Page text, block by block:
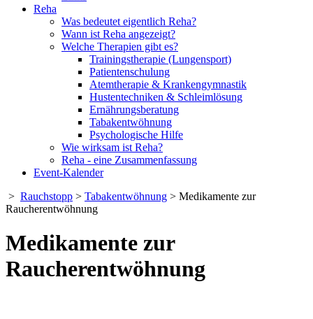
Reha
Was bedeutet eigentlich Reha?
Wann ist Reha angezeigt?
Welche Therapien gibt es?
Trainingstherapie (Lungensport)
Patientenschulung
Atemtherapie & Krankengymnastik
Hustentechniken & Schleimlösung
Ernährungsberatung
Tabakentwöhnung
Psychologische Hilfe
Wie wirksam ist Reha?
Reha - eine Zusammenfassung
Event-Kalender
> Rauchstopp > Tabakentwöhnung > Medikamente zur
Raucherentwöhnung
Medikamente zur
Raucherentwöhnung